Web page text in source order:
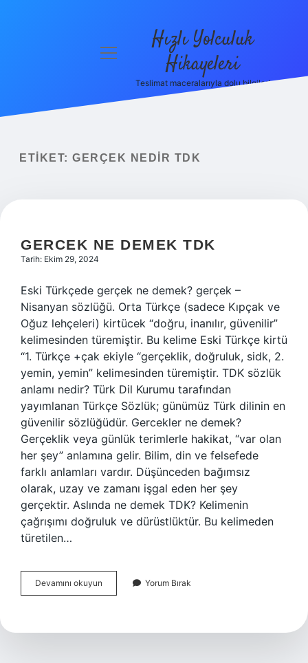
menüyü
Hızlı Yolculuk
Hikayeleri
Teslimat maceralarıyla dolu bilgiler!
ETIKET: GERÇEK NEDIR TDK
GERCEK NE DEMEK TDK
Tarih: Ekim 29, 2024
Eski Türkçede gerçek ne demek? gerçek –
Nisanyan sözlüğü. Orta Türkçe (sadece Kıpçak ve
Oğuz lehçeleri) kirtücek “doğru, inanılır, güvenilir”
kelimesinden türemiştir. Bu kelime Eski Türkçe kirtü
“1. Türkçe +çak ekiyle “gerçeklik, doğruluk, sidk, 2.
yemin, yemin” kelimesinden türemiştir. TDK sözlük
anlamı nedir? Türk Dil Kurumu tarafından
yayımlanan Türkçe Sözlük; günümüz Türk dilinin en
güvenilir sözlüğüdür. Gercekler ne demek?
Gerçeklik veya günlük terimlerle hakikat, “var olan
her şey” anlamına gelir. Bilim, din ve felsefede
farklı anlamları vardır. Düşünceden bağımsız
olarak, uzay ve zamanı işgal eden her şey
gerçektir. Aslında ne demek TDK? Kelimenin
çağrışımı doğruluk ve dürüstlüktür. Bu kelimeden
türetilen…
Devamını okuyun
Ne
Yorum Bırak